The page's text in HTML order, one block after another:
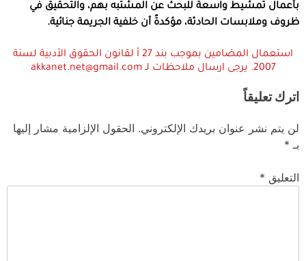
بأعمال تمشيط واسعة للبحث عن المشتبه بهم، والتحقيق في
ظروف وملابسات الحادثة، مؤكدةً أن خلفية الجريمة جنائية.
استعمال المضامين بموجب بند 27 أ لقانون الحقوق الأدبية لسنة
2007. يرجى ارسال ملاحظات لـ akkanet.net@gmail.com
اترك تعليقاً
لن يتم نشر عنوان بريدك الإلكتروني. الحقول الإلزامية مشار إليها
بـ *
التعليق *